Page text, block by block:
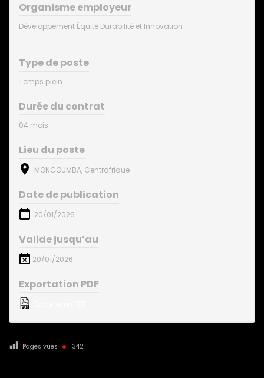
Organisme employeur
Développement Équité Durabilité et Innovation
Type de poste
Temps plein
Durée du contrat
04 mois
Lieu du poste
MONGOUMBA, Centrafrique
Date de publication
20/01/2026
Valide jusqu’au
20/01/2026
Exportation PDF
Pages vues 342